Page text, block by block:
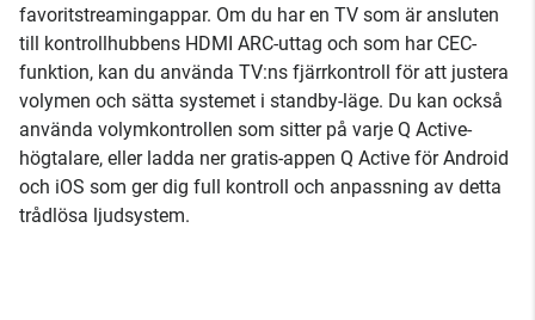
favoritstreamingappar. Om du har en TV som är ansluten
till kontrollhubbens HDMI ARC-uttag och som har CEC-
funktion, kan du använda TV:ns fjärrkontroll för att justera
volymen och sätta systemet i standby-läge. Du kan också
använda volymkontrollen som sitter på varje Q Active-
högtalare, eller ladda ner gratis-appen Q Active för Android
och iOS som ger dig full kontroll och anpassning av detta
trådlösa ljudsystem.